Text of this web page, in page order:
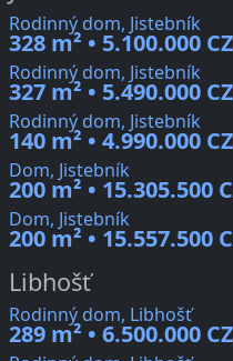
Rodinný dom, Jistebník
328 m² • 5.100.000
Rodinný dom, Jistebník
327 m² • 5.490.000
Rodinný dom, Jistebník
140 m² • 4.990.000
Dom, Jistebník
200 m² • 15.305.500
Dom, Jistebník
200 m² • 15.557.500
Libhošť
Rodinný dom, Libhošť
289 m² • 6.500.000